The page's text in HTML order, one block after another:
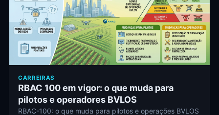
CARREIRAS
RBAC 100 em vigor: o que muda para
pilotos e operadores BVLOS
RBAC-100: o que muda para pilotos e operações BVLOS